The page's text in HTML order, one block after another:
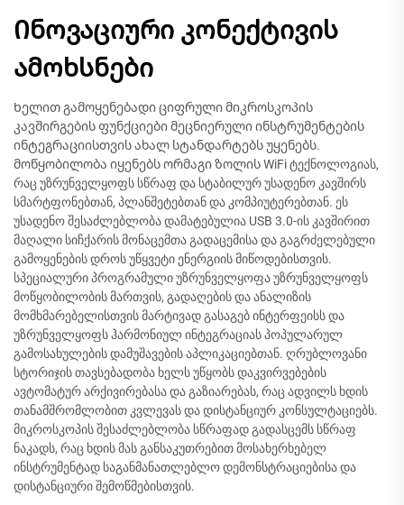
Ინოვაციური კონექტივის
ამოხსნები
Ხელით გამოყენებადი ციფრული მიკროსკოპის
კავშირგების ფუნქციები მეცნიერული ინსტრუმენტების
ინტეგრაციისთვის ახალ სტანდარტებს უყენებს.
მოწყობილობა იყენებს ორმაგი ზოლის WiFi ტექნოლოგიას,
რაც უზრუნველყოფს სწრაფ და სტაბილურ უსადენო კავშირს
სმარტფონებთან, პლანშეტებთან და კომპიუტერებთან. ეს
უსადენო შესაძლებლობა დამატებულია USB 3.0-ის კავშირით
მაღალი სიჩქარის მონაცემთა გადაცემისა და გაგრძელებული
გამოყენების დროს უწყვეტი ენერგიის მიწოდებისთვის.
სპეციალური პროგრამული უზრუნველყოფა უზრუნველყოფს
მოწყობილობის მართვის, გადაღების და ანალიზის
მომხმარებელისთვის მარტივად გასაგებ ინტერფეისს და
უზრუნველყოფს ჰარმონიულ ინტეგრაციას პოპულარულ
გამოსახულების დამუშავების აპლიკაციებთან. ღრუბლოვანი
სტორიჯის თავსებადობა ხელს უწყობს დაკვირვებების
ავტომატურ არქივირებასა და გაზიარებას, რაც ადვილს ხდის
თანამშრომლობით კვლევას და დისტანციურ კონსულტაციებს.
მიკროსკოპის შესაძლებლობა სწრაფად გადასცემს სწრაფ
ნაკადს, რაც ხდის მას განსაკუთრებით მოსახერხებელ
ინსტრუმენტად საგანმანათლებლო დემონსტრაციებისა და
დისტანციური შემოწმებისთვის.